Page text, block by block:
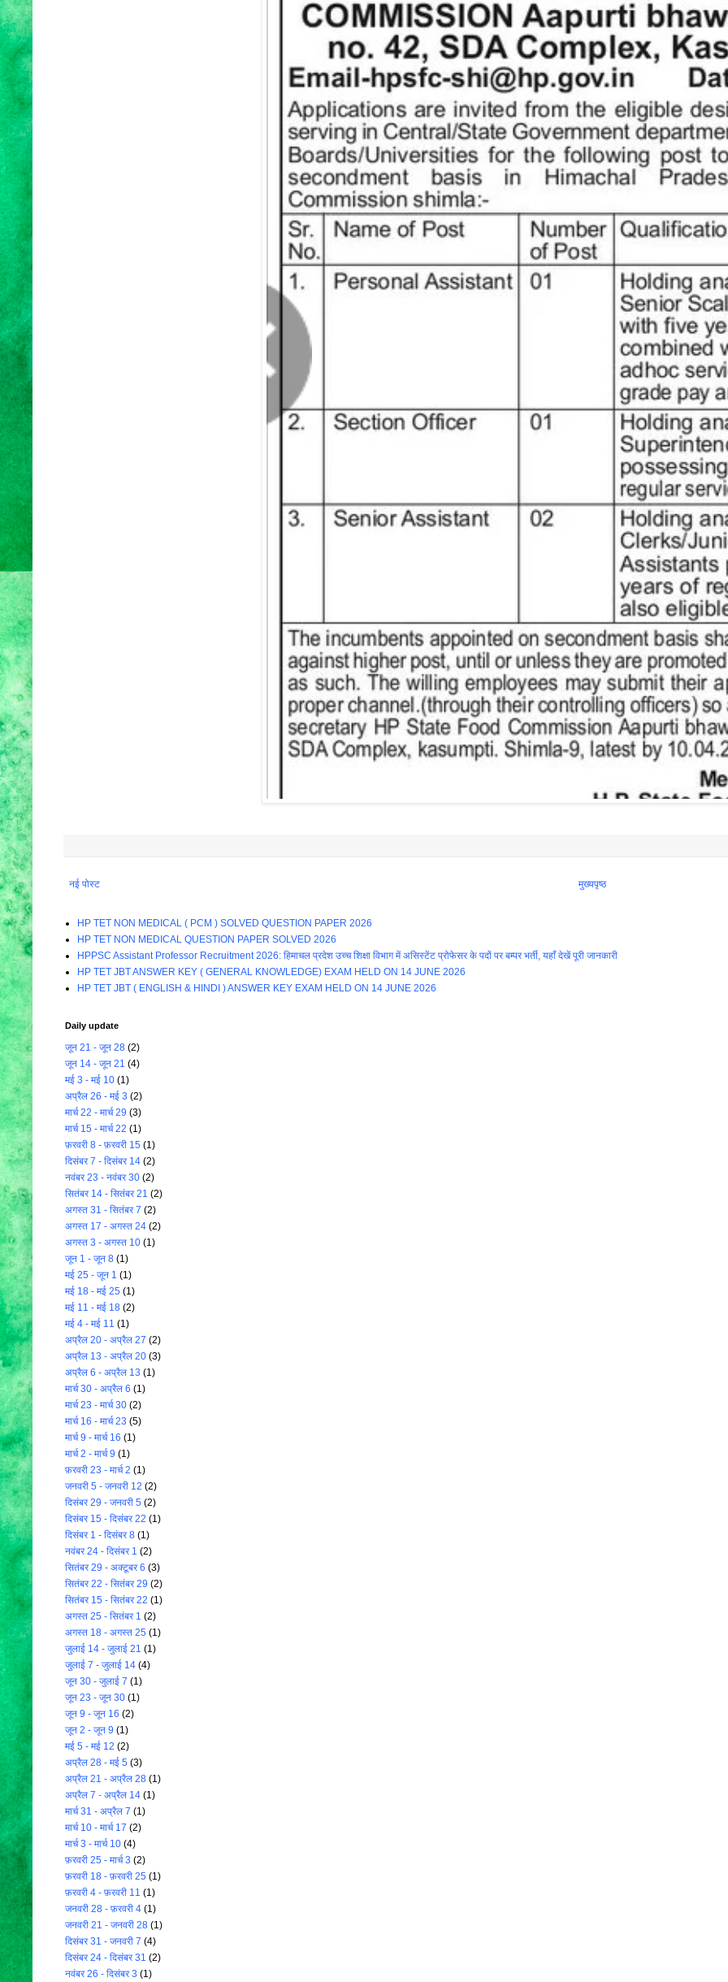
नई पोस्ट मुख्यपृष्ठ
HP TET NON MEDICAL ( PCM ) SOLVED QUESTION PAPER 2026
HP TET NON MEDICAL QUESTION PAPER SOLVED 2026
HPPSC Assistant Professor Recruitment 2026: हिमाचल प्रदेश उच्च शिक्षा विभाग में असिस्टेंट प्रोफेसर के पदों पर बम्पर भर्ती, यहाँ देखें पूरी जानकारी
HP TET JBT ANSWER KEY ( GENERAL KNOWLEDGE) EXAM HELD ON 14 JUNE 2026
HP TET JBT ( ENGLISH & HINDI ) ANSWER KEY EXAM HELD ON 14 JUNE 2026
Daily update
जून 21 - जून 28 (2)
जून 14 - जून 21 (4)
मई 3 - मई 10 (1)
अप्रैल 26 - मई 3 (2)
मार्च 22 - मार्च 29 (3)
मार्च 15 - मार्च 22 (1)
फ़रवरी 8 - फ़रवरी 15 (1)
दिसंबर 7 - दिसंबर 14 (2)
नवंबर 23 - नवंबर 30 (2)
सितंबर 14 - सितंबर 21 (2)
अगस्त 31 - सितंबर 7 (2)
अगस्त 17 - अगस्त 24 (2)
अगस्त 3 - अगस्त 10 (1)
जून 1 - जून 8 (1)
मई 25 - जून 1 (1)
मई 18 - मई 25 (1)
मई 11 - मई 18 (2)
मई 4 - मई 11 (1)
अप्रैल 20 - अप्रैल 27 (2)
अप्रैल 13 - अप्रैल 20 (3)
अप्रैल 6 - अप्रैल 13 (1)
मार्च 30 - अप्रैल 6 (1)
मार्च 23 - मार्च 30 (2)
मार्च 16 - मार्च 23 (5)
मार्च 9 - मार्च 16 (1)
मार्च 2 - मार्च 9 (1)
फ़रवरी 23 - मार्च 2 (1)
जनवरी 5 - जनवरी 12 (2)
दिसंबर 29 - जनवरी 5 (2)
दिसंबर 15 - दिसंबर 22 (1)
दिसंबर 1 - दिसंबर 8 (1)
नवंबर 24 - दिसंबर 1 (2)
सितंबर 29 - अक्टूबर 6 (3)
सितंबर 22 - सितंबर 29 (2)
सितंबर 15 - सितंबर 22 (1)
अगस्त 25 - सितंबर 1 (2)
अगस्त 18 - अगस्त 25 (1)
जुलाई 14 - जुलाई 21 (1)
जुलाई 7 - जुलाई 14 (4)
जून 30 - जुलाई 7 (1)
जून 23 - जून 30 (1)
जून 9 - जून 16 (2)
जून 2 - जून 9 (1)
मई 5 - मई 12 (2)
अप्रैल 28 - मई 5 (3)
अप्रैल 21 - अप्रैल 28 (1)
अप्रैल 7 - अप्रैल 14 (1)
मार्च 31 - अप्रैल 7 (1)
मार्च 10 - मार्च 17 (2)
मार्च 3 - मार्च 10 (4)
फ़रवरी 25 - मार्च 3 (2)
फ़रवरी 18 - फ़रवरी 25 (1)
फ़रवरी 4 - फ़रवरी 11 (1)
जनवरी 28 - फ़रवरी 4 (1)
जनवरी 21 - जनवरी 28 (1)
दिसंबर 31 - जनवरी 7 (4)
दिसंबर 24 - दिसंबर 31 (2)
नवंबर 26 - दिसंबर 3 (1)